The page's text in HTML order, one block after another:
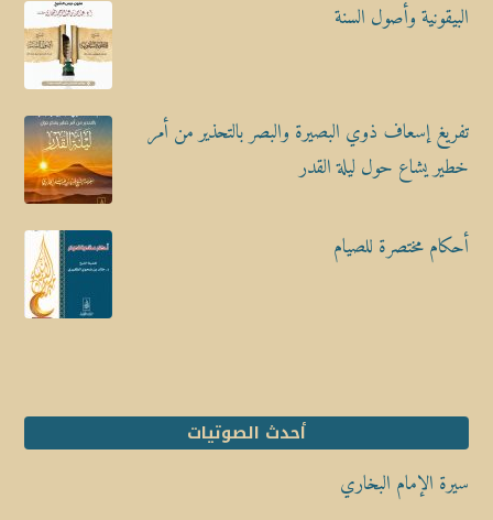
البيقونية وأصول السنة
تفريغ إسعاف ذوي البصيرة والبصر بالتحذير من أمر
خطير يشاع حول ليلة القدر
أحكام مختصرة للصيام
أحدث الصوتيات
سيرة الإمام البخاري